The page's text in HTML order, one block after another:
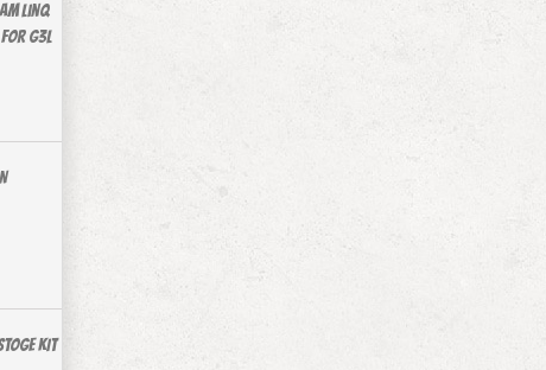
LinQ
G3L
KIT